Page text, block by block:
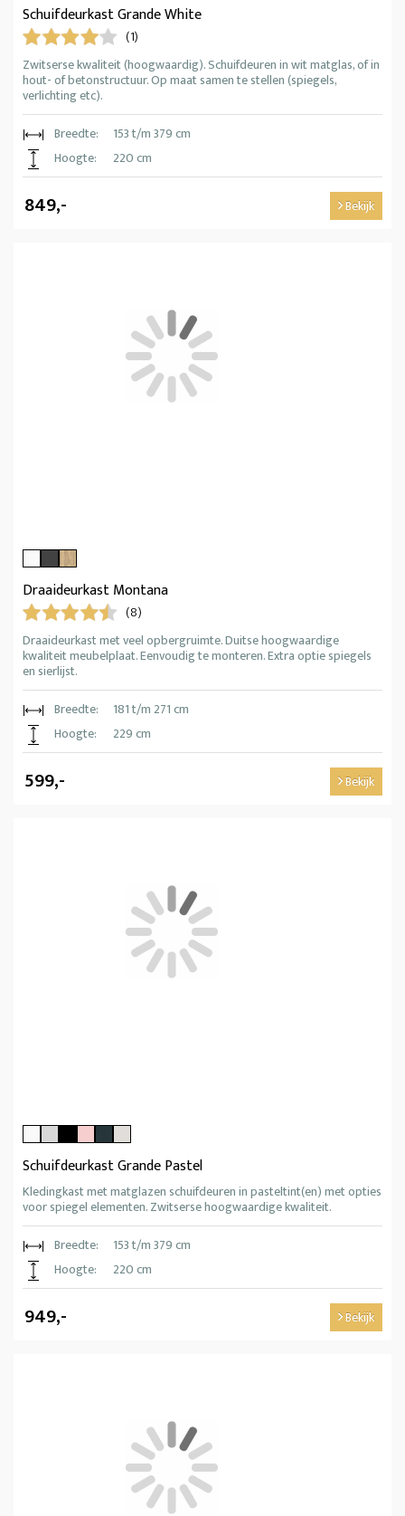
Schuifdeurkast Grande White
(1)
Zwitserse kwaliteit (hoogwaardig). Schuifdeuren in wit matglas, of in
hout- of betonstructuur. Op maat samen te stellen (spiegels,
verlichting etc).
Breedte:
153 t/m 379 cm
Hoogte:
220 cm
849,- Bekijk
Draaideurkast Montana
(8)
Draaideurkast met veel opbergruimte. Duitse hoogwaardige
kwaliteit meubelplaat. Eenvoudig te monteren. Extra optie spiegels
en sierlijst.
Breedte:
181 t/m 271 cm
Hoogte:
229 cm
599,- Bekijk
Schuifdeurkast Grande Pastel
Kledingkast met matglazen schuifdeuren in pasteltint(en) met opties
voor spiegel elementen. Zwitserse hoogwaardige kwaliteit.
Breedte:
153 t/m 379 cm
Hoogte:
220 cm
949,- Bekijk